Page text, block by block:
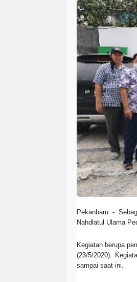
Pekanbaru -
Nahdlatul Ulama
Kegiatan berupa
(23/5/2020).
sampai saat ini.